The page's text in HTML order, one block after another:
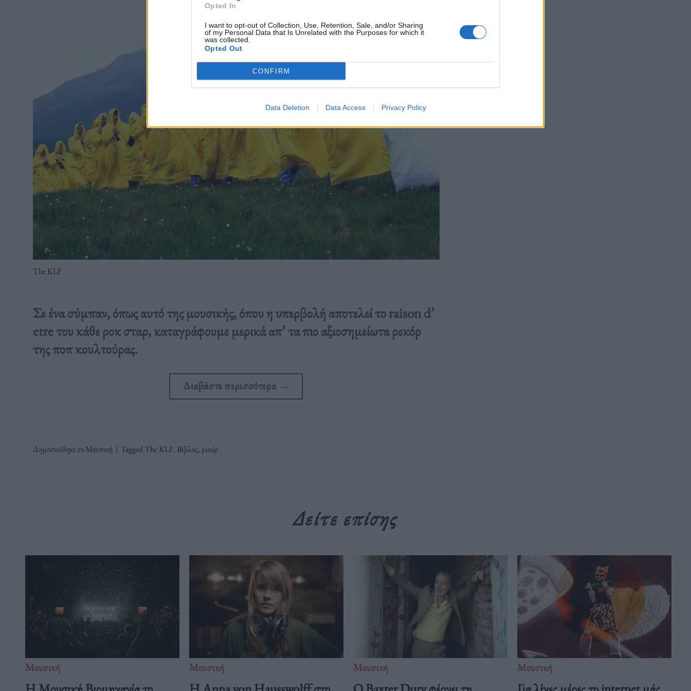
Opted In
I want to opt-out of Collection, Use, Retention, Sale, and/or Sharing
of my Personal Data that Is Unrelated with the Purposes for which it
was collected.
Opted Out
CONFIRM
Data Deletion Data Access Privacy Policy
The KLF
Σε ένα σύμπαν, όπως αυτό της μουσικής, όπου η υπερβολή αποτελεί το raison d’
etre του κάθε ροκ σταρ, καταγράφουμε μερικά απ’ τα πιο αξιοσημείωτα ρεκόρ
της ποπ κουλτούρας.
Διαβάστε περισσότερα →
Δημοσιεύθηκε σεΜουσική | TaggedThe KLF, Βίβλος, ρεκόρ
Δείτε επίσης
Μουσική Μουσική Μουσική Μουσική